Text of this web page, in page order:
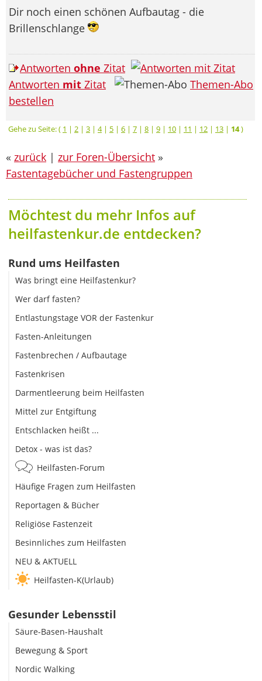
Dir noch einen schönen Aufbautag - die
Brillenschlange
Antworten ohne Zitat
Antworten mit Zitat
Themen-Abo
bestellen
Gehe zu Seite: ( 1 | 2 | 3 | 4| 5 | 6 | 7 | 8 | 9 | 10 | 11 | 12 | 13 | 14)
« zurück | zur Foren-Übersicht »
Fastentagebücher und Fastengruppen
Möchtest du mehr Infos auf
heilfastenkur.de entdecken?
Rund ums Heilfasten
Was bringt eine Heilfastenkur?
Wer darf fasten?
Entlastungstage VOR der Fastenkur
Fasten-Anleitungen
Fastenbrechen / Aufbautage
Fastenkrisen
Darmentleerung beim Heilfasten
Mittel zur Entgiftung
Entschlacken heißt ...
Detox - was ist das?
Heilfasten-Forum
Häufige Fragen zum Heilfasten
Reportagen & Bücher
Religiöse Fastenzeit
Besinnliches zum Heilfasten
NEU & AKTUELL
Heilfasten-K(Urlaub)
Gesunder Lebensstil
Säure-Basen-Haushalt
Bewegung & Sport
Nordic Walking